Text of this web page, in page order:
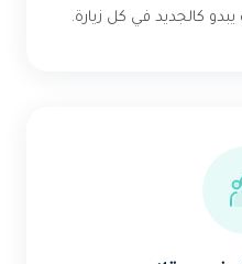
كالجديد في كل زيارة.